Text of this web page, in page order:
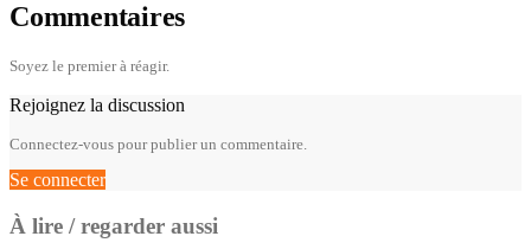
Commentaires
Soyez le premier à réagir.
Rejoignez la discussion
Connectez-vous pour publier un commentaire.
Se connecter
À lire / regarder aussi